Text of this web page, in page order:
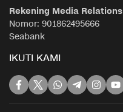
Rekening Media Relations
Nomor: 901862495666
Seabank
IKUTI KAMI